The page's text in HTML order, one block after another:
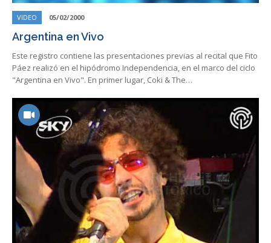
VIDEO 05/02/2000
Argentina en Vivo
Este registro contiene las presentaciones previas al recital que Fito
Páez realizó en el hipódromo Independencia, en el marco del ciclo
"Argentina en Vivo". En primer lugar, Coki & The…